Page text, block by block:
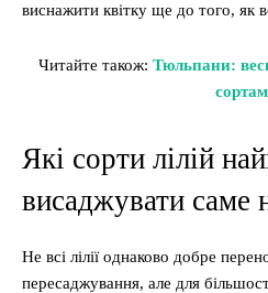
виснажити квітку ще до того, як
Читайте також: Тюльпани:
Які сорти лілій
висаджувати саме
Не всі лілії однаково добре
пересаджування, але для